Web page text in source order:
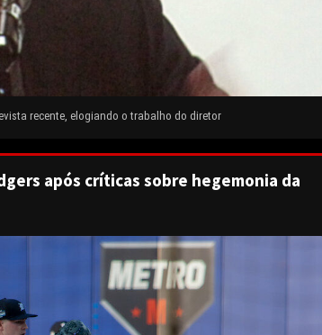
recente, elogiando o trabalho do diretor
após críticas sobre hegemonia da